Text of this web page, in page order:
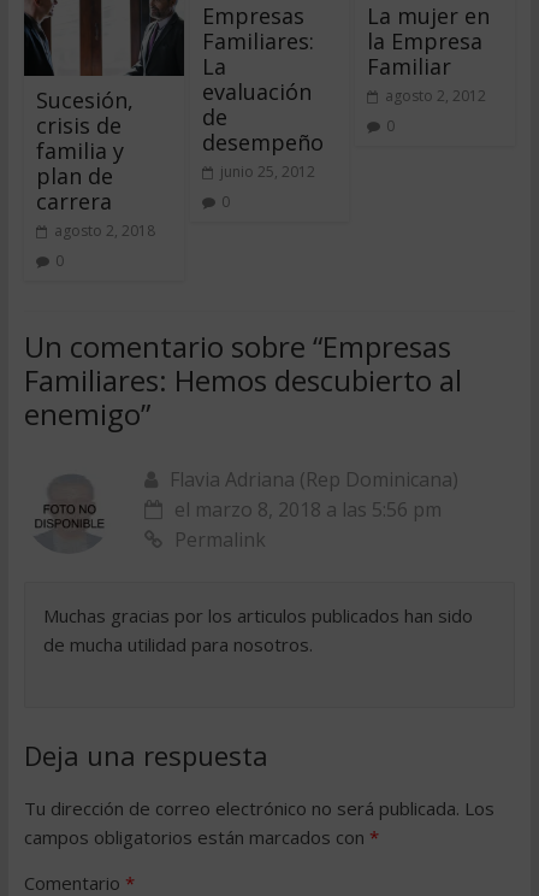
Sucesión,
crisis de
familia y
plan de
carrera
agosto 2, 2018
0
Empresas
Familiares:
La
evaluación
de
desempeño
junio 25, 2012
0
La mujer en
la Empresa
Familiar
agosto 2, 2012
0
Un comentario sobre “Empresas
Familiares: Hemos descubierto al
enemigo”
Flavia Adriana (Rep Dominicana)
el marzo 8, 2018 a las 5:56 pm
Permalink
Muchas gracias por los articulos publicados han sido
de mucha utilidad para nosotros.
Deja una respuesta
Tu dirección de correo electrónico no será publicada. Los
campos obligatorios están marcados con *
Comentario *